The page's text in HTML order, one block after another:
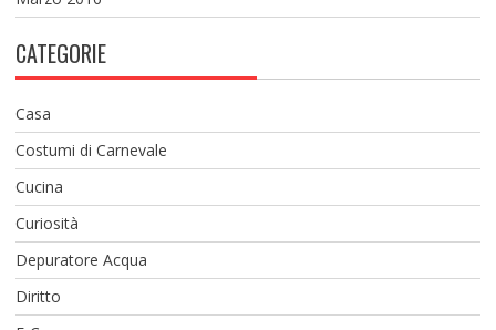
CATEGORIE
Casa
Costumi di Carnevale
Cucina
Curiosità
Depuratore Acqua
Diritto